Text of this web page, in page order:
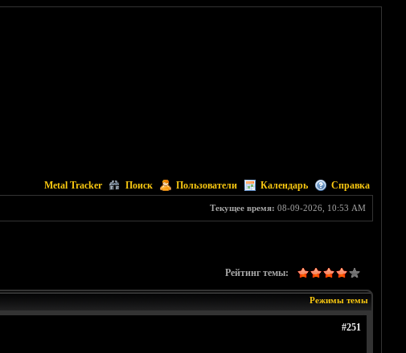
Metal Tracker Поиск Пользователи Календарь Справка
Текущее время: 08-09-2026, 10:53 AM
Рейтинг темы:
Режимы темы
#251